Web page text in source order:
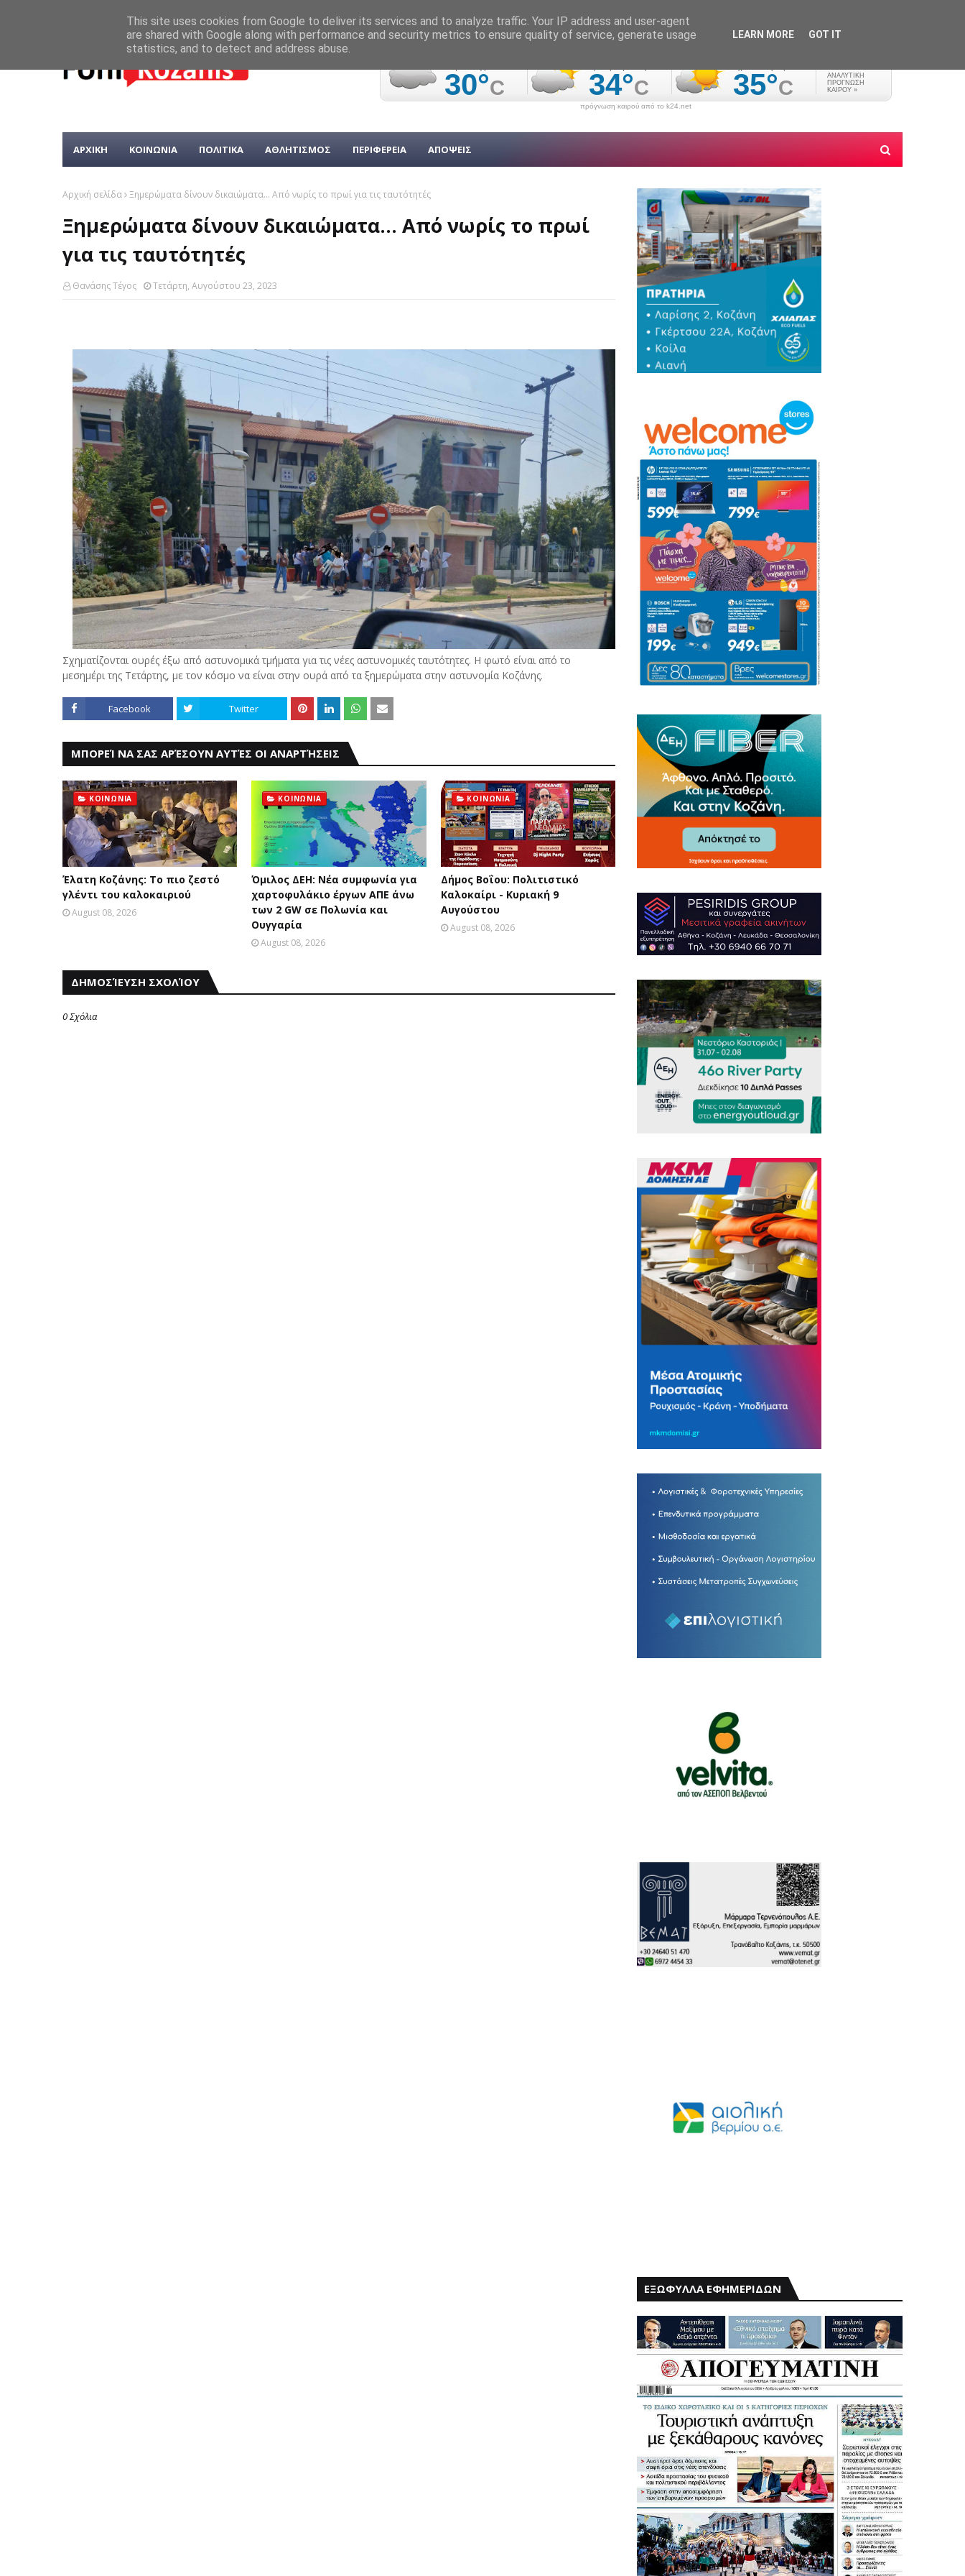
πρόγνωση καιρού από το k24.net
ΑΡΧΙΚΗ ΚΟΙΝΩΝΙΑ ΠΟΛΙΤΙΚΑ ΑΘΛΗΤΙΣΜΟΣ ΠΕΡΙΦΕΡΕΙΑ ΑΠΟΨΕΙΣ
Αρχική σελίδα Ξημερώματα δίνουν δικαιώματα... Από νωρίς το πρωί για τις ταυτότητές
Ξημερώματα δίνουν δικαιώματα... Από νωρίς το πρωί
για τις ταυτότητές
Θανάσης Τέγος Τετάρτη, Αυγούστου 23, 2023
Σχηματίζονται ουρές έξω από αστυνομικά τμήματα για τις νέες αστυνομικές ταυτότητες. Η φωτό είναι από το
μεσημέρι της Τετάρτης, με τον κόσμο να είναι στην ουρά από τα ξημερώματα στην αστυνομία Κοζάνης.
Facebook Twitter
ΜΠΟΡΕΊ ΝΑ ΣΑΣ ΑΡΈΣΟΥΝ ΑΥΤΈΣ ΟΙ ΑΝΑΡΤΉΣΕΙΣ
ΚΟΙΝΩΝΙΑ
Έλατη Κοζάνης: Το πιο ζεστό
γλέντι του καλοκαιριού
August 08, 2026
ΚΟΙΝΩΝΙΑ
Όμιλος ΔΕΗ: Νέα συμφωνία για
χαρτοφυλάκιο έργων ΑΠΕ άνω
των 2 GW σε Πολωνία και
Ουγγαρία
August 08, 2026
ΚΟΙΝΩΝΙΑ
Δήμος Βοΐου: Πολιτιστικό
Καλοκαίρι - Κυριακή 9
Αυγούστου
August 08, 2026
ΔΗΜΟΣΊΕΥΣΗ ΣΧΟΛΊΟΥ
0 Σχόλια
ΕΞΩΦΥΛΛΑ ΕΦΗΜΕΡΙΔΩΝ
This site uses cookies from Google to deliver its services and to analyze traffic. Your IP address and user-agent
are shared with Google along with performance and security metrics to ensure quality of service, generate usage
statistics, and to detect and address abuse.
LEARN MORE GOT IT